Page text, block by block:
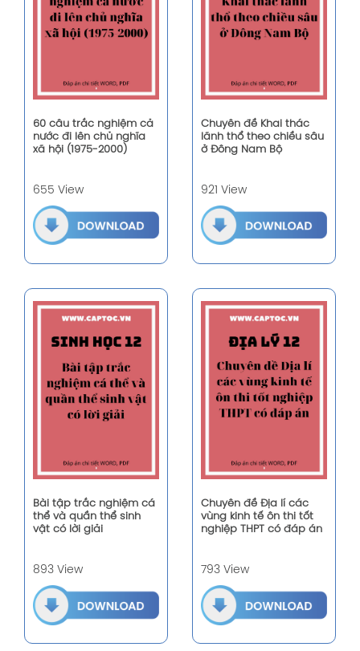
60 câu trắc nghiệm cả
nước đi lên chủ nghĩa
xã hội (1975-2000)
655 View
Chuyên đề Khai thác
lãnh thổ theo chiều sâu
ở Đông Nam Bộ
921 View
Bài tập trắc nghiệm cá
thể và quần thể sinh
vật có lời giải
893 View
Chuyên đề Địa lí các
vùng kinh tế ôn thi tốt
nghiệp THPT có đáp án
793 View